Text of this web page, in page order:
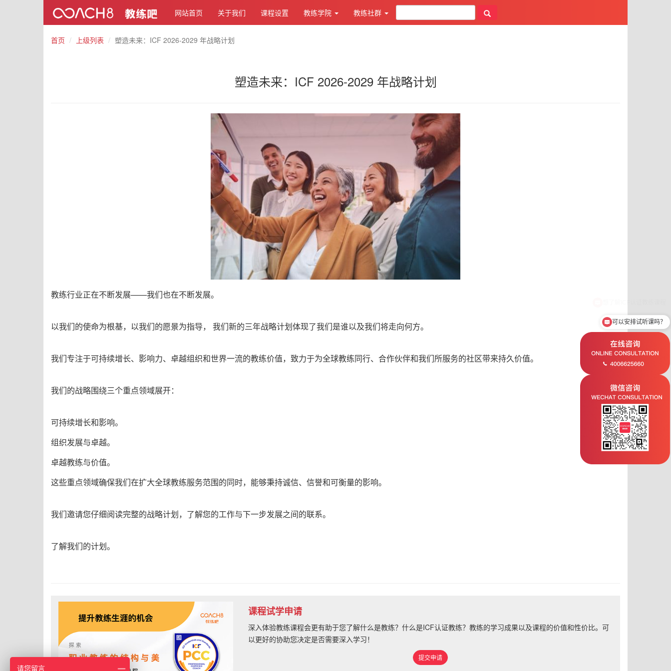
网站首页 关于我们 课程设置 教练学院 教练社群
首页 上级列表 塑造未来：ICF 2026-2029 年战略计划
塑造未来：ICF 2026-2029 年战略计划
教练行业正在不断发展——我们也在不断发展。
以我们的使命为根基，以我们的愿景为指导， 我们新的三年战略计划体现了我们是谁以及我们将走向何方。
我们专注于可持续增长、影响力、卓越组织和世界一流的教练价值，致力于为全球教练同行、合作伙伴和我们所服务的社区带来持久价值。
我们的战略围绕三个重点领域展开：
可持续增长和影响。
组织发展与卓越。
卓越教练与价值。
这些重点领域确保我们在扩大全球教练服务范围的同时，能够秉持诚信、信誉和可衡量的影响。
我们邀请您仔细阅读完整的战略计划，了解您的工作与下一步发展之间的联系。
了解我们的计划。
课程试学申请
深入体验教练课程会更有助于您了解什么是教练？什么是ICF认证教练？教练的学习成果以及课程的价值和性价比。可
以更好的协助您决定是否需要深入学习！
提交申请
可以安排试听课吗？
请您留言